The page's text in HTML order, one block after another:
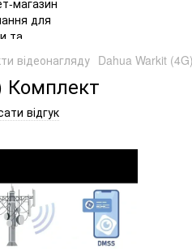
відеонагляду Dahua Warkit
Комплект
відгук